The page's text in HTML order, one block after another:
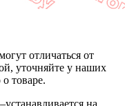
отличаться от
уточняйте у наших
товаре.
на